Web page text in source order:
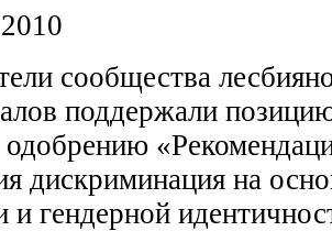
сообщества
поддержали
дискриминация на
и гендерной